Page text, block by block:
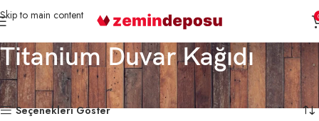
Skip to main content
Titanium Duvar Kağıdı
Ana Sayfa Markalar Titanium Duvar Kağıdı 9 sonucun tümü gösteriliyor
Seçenekleri Göster